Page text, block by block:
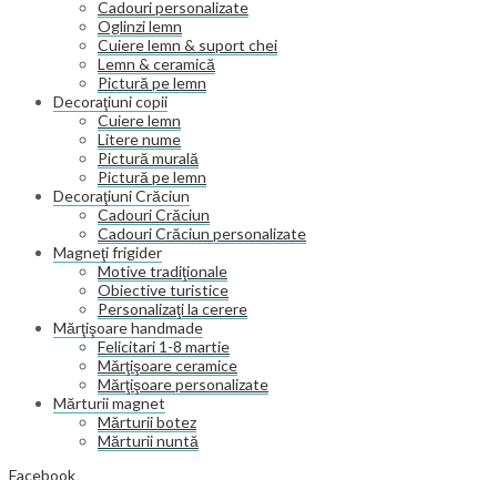
Cadouri personalizate
Oglinzi lemn
Cuiere lemn & suport chei
Lemn & ceramică
Pictură pe lemn
Decoraţiuni copii
Cuiere lemn
Litere nume
Pictură murală
Pictură pe lemn
Decoraţiuni Crăciun
Cadouri Crăciun
Cadouri Crăciun personalizate
Magneţi frigider
Motive tradiţionale
Obiective turistice
Personalizaţi la cerere
Mărţişoare handmade
Felicitari 1-8 martie
Mărţişoare ceramice
Mărţişoare personalizate
Mărturii magnet
Mărturii botez
Mărturii nuntă
Facebook